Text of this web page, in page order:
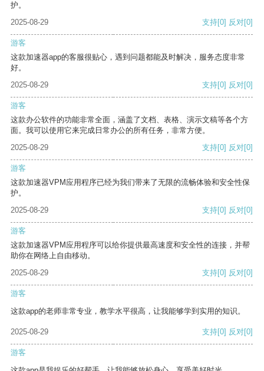
护。
2025-08-29
支持[0] 反对[0]
游客
这款加速器app的客服很贴心，遇到问题都能及时解决，服务态度非常
好。
2025-08-29
支持[0] 反对[0]
游客
这款办公软件的功能非常全面，涵盖了文档、表格、演示文稿等各个方
面。我可以使用它来完成日常办公的所有任务，非常方便。
2025-08-29
支持[0] 反对[0]
游客
这款加速器VPM应用程序已经为我们带来了无限的流畅体验和安全性保
护。
2025-08-29
支持[0] 反对[0]
游客
这款加速器VPM应用程序可以给你提供最高速度和安全性的连接，并帮
助你在网络上自由移动。
2025-08-29
支持[0] 反对[0]
游客
这款app的老师非常专业，教学水平很高，让我能够学到实用的知识。
2025-08-29 支持[0] 反对[0]
游客